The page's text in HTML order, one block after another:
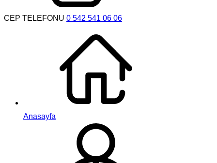
CEP TELEFONU 0 542 541 06 06
Anasayfa